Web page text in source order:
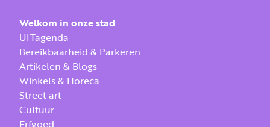
Welkom in onze stad
UITagenda
Bereikbaarheid & Parkeren
Artikelen & Blogs
Winkels & Horeca
Street art
Cultuur
Erfgoed